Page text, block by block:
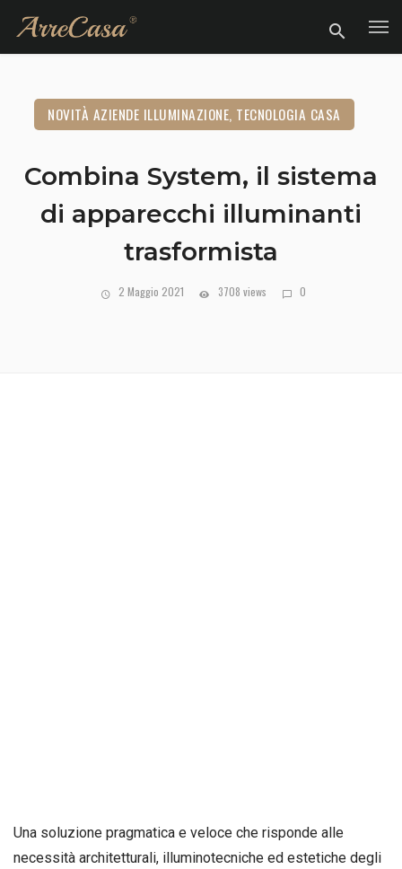
NOVITÀ AZIENDE ILLUMINAZIONE, TECNOLOGIA CASA
Combina System, il sistema
di apparecchi illuminanti
trasformista
2 Maggio 2021 3708 views 0
Una soluzione pragmatica e veloce che risponde alle
necessità architetturali, illuminotecniche ed estetiche degli